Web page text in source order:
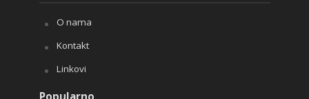
O nama
Kontakt
Linkovi
Popularno